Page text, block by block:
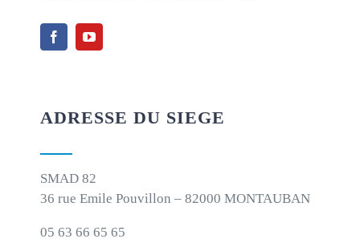
ADRESSE DU SIEGE
SMAD 82
36 rue Emile Pouvillon – 82000 MONTAUBAN
05 63 66 65 65